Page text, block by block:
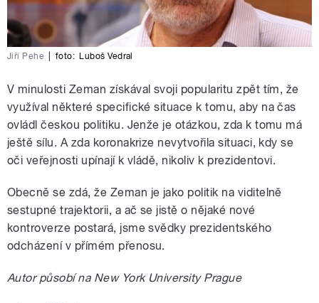
Jiří Pehe foto: Luboš Vedral
V minulosti Zeman získával svoji popularitu zpět tím, že
využíval některé specifické situace k tomu, aby na čas
ovládl českou politiku. Jenže je otázkou, zda k tomu má
ještě sílu. A zda koronakrize nevytvořila situaci, kdy se
oči veřejnosti upínají k vládě, nikoliv k prezidentovi.
Obecně se zdá, že Zeman je jako politik na viditelně
sestupné trajektorii, a ač se jistě o nějaké nové
kontroverze postará, jsme svědky prezidentského
odcházení v přímém přenosu.
Autor působí na New York University Prague